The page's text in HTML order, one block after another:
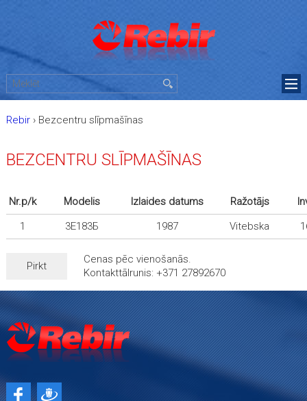
Rebir› Bezcentru slīpmašīnas
BEZCENTRU SLĪPMAŠĪNAS
Nr.p/k Modelis Izlaides datums Ražotājs
1
3Е183Б 1987 Vitebska
Pirkt
Cenas pēc vienošanās.
Kontakttālrunis: +371 27892670